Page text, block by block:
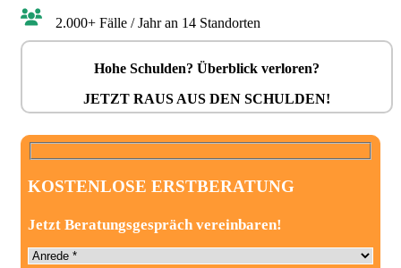
2.000+ Fälle / Jahr an 14 Standorten
Hohe Schulden? Überblick verloren?
JETZT RAUS AUS DEN SCHULDEN!
KOSTENLOSE ERSTBERATUNG
Jetzt Beratungsgespräch vereinbaren!
Anrede